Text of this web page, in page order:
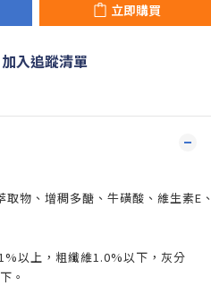
立即購買
加入追蹤清單
物、增稠多醣、牛磺酸、維生素E、
以上，粗纖維1.0%以下，灰分
。